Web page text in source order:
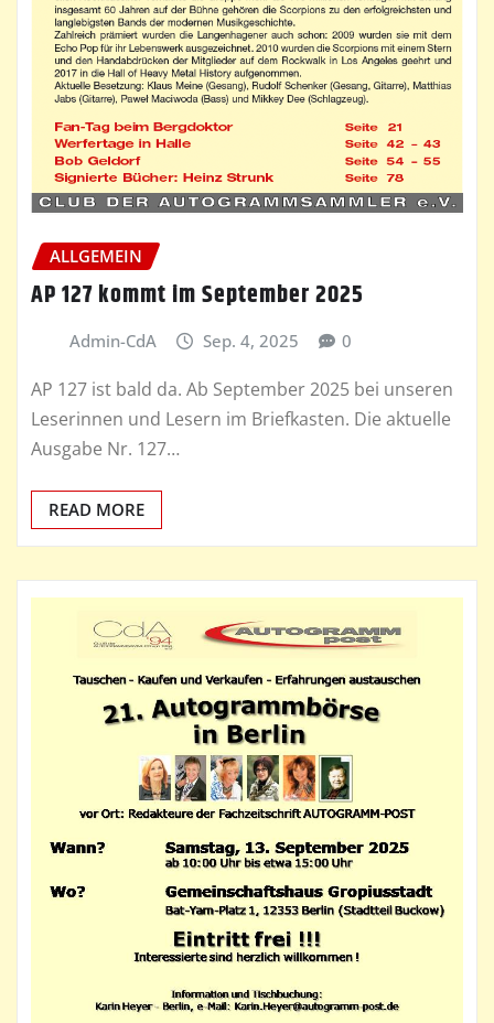
ALLGEMEIN
AP 127 kommt im September 2025
Admin-CdA Sep. 4, 2025 0
AP 127 ist bald da. Ab September 2025 bei unseren
Leserinnen und Lesern im Briefkasten. Die aktuelle
Ausgabe Nr. 127…
READ MORE